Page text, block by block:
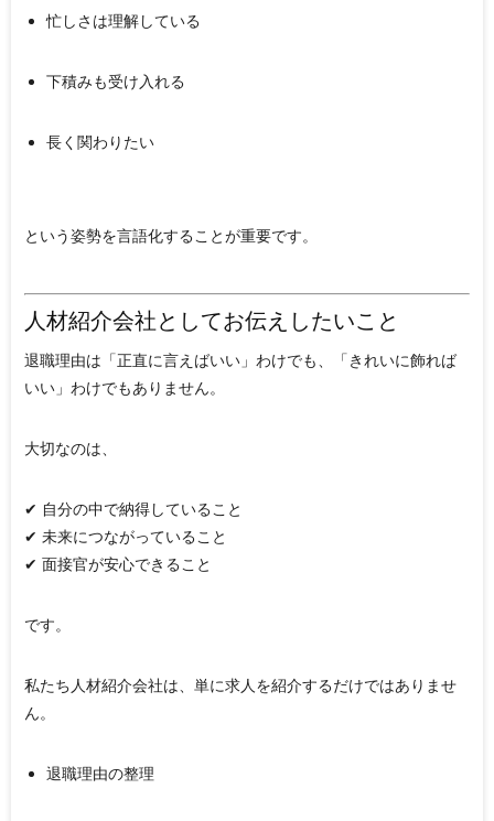
忙しさは理解している
下積みも受け入れる
長く関わりたい
という姿勢を言語化することが重要です。
人材紹介会社としてお伝えしたいこと
退職理由は「正直に言えばいい」わけでも、「きれいに飾れば
いい」わけでもありません。
大切なのは、
✔ 自分の中で納得していること
✔ 未来につながっていること
✔ 面接官が安心できること
です。
私たち人材紹介会社は、単に求人を紹介するだけではありませ
ん。
退職理由の整理